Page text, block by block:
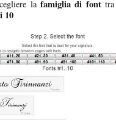
la famiglia di fonttra
10